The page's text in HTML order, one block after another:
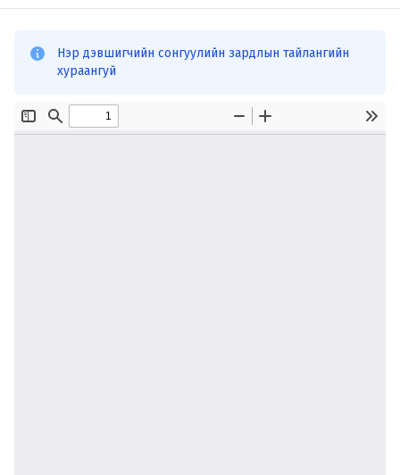
Нэр дэвшигчийн сонгуулийн зардлын тайлангийн
хураангуй